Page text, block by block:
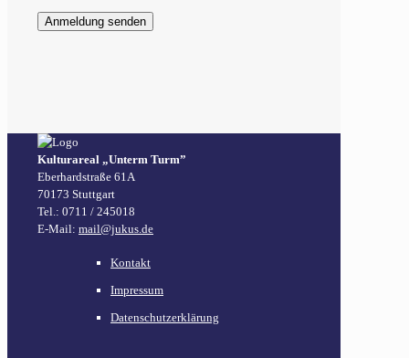
Kulturareal „Unterm Turm”
Eberhardstraße 61A
70173 Stuttgart
Tel.: 0711 / 245018
E-Mail: mail@jukus.de
Kontakt
Impressum
Datenschutzerklärung